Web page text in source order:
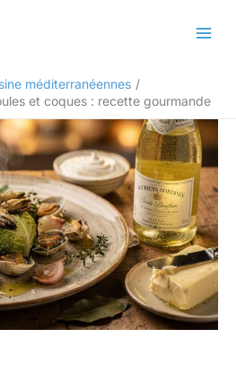
méditerranéennes
et coques : recette gourmande